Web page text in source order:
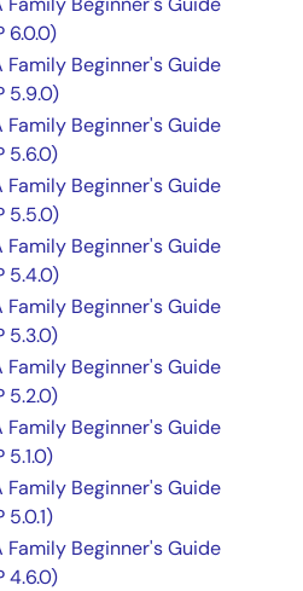
6.0.0)
Family Beginner's Guide
5.9.0)
Family Beginner's Guide
5.6.0)
Family Beginner's Guide
5.5.0)
Family Beginner's Guide
5.4.0)
Family Beginner's Guide
5.3.0)
Family Beginner's Guide
5.2.0)
Family Beginner's Guide
5.1.0)
Family Beginner's Guide
5.0.1)
Family Beginner's Guide
4.6.0)